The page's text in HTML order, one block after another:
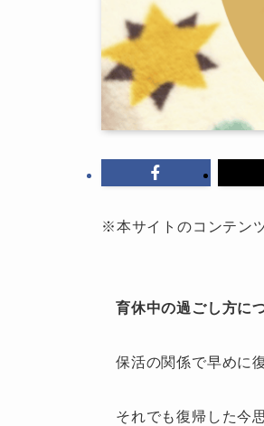
※本サイトのコンテン
育休中の過ごし方に
保活の関係で早めに
それでも復帰した今